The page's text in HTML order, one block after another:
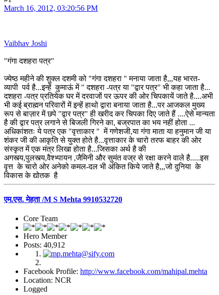
March 16, 2012, 03:20:56 PM
Vaibhav Joshi
"गंगा दशहरा पत्र"
ज्येष्ठ महीने की शुक्ल दशमी को "गंगा दशहरा " मनाया जाता है,,,यह भारत-
व्यापी पर्व है...इन्हें कुमाऊं में " दशहरा -पत्र या "द्वार पत्र" भी कहा जाता है...
दशहरा -पत्र प्रतियेक घर में दरवाजों पर ऊपर की ओर चिपकायें जाते है....अभी
भी कई ब्राह्मन परिवारों में इन्हें हाथो द्वारा बनाया जाता है...पर आजकल मुख्य
रूप से बाज़ार में छपे "द्वार पत्र" ही खरीद कर चिपका दिए जाते हैं ....ऐसे मान्यता
है की द्वार पत्र लगाने से बिजली गिरने का, बज्रपात का भय नहीं होता ...
अधिकांशतः ये पत्र एक "वृत्ताकार " में गणेशजी,या गंगा माता या हनुमान जी या
शंकर जी की आकृति से युक्त होते है...वृत्ताकार के चारो तरफ बाहर की ओर
संस्कृत में एक मंत्र लिखा होता है...जिसका अर्थ है की
अगस्त्य,पुलस्त्य,वैश्भ्पायन ,जैमिनी और सुमंत वज्र से रक्षा करने वाले है.....इस
वृत्त के चारो ओर अनेको कमल-दल भी अंकित किये जाते है,,,जो दुनिया के
विकास के द्योतक है
एम.एस. मेहता /M S Mehta 9910532720
Core Team
Hero Member
Posts: 40,912
Facebook Profile: http://www.facebook.com/mahipal.mehta
Location: NCR
Logged